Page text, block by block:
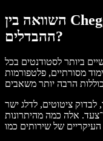
השוואה בין Chegg ל-Course Hero — מה
ההבדלים?
ביותר לסטודנטים בכל
מסורתיים, פלטפורמות
ציטוטים, לדלג ישר
אלה כמה מהיתרונות